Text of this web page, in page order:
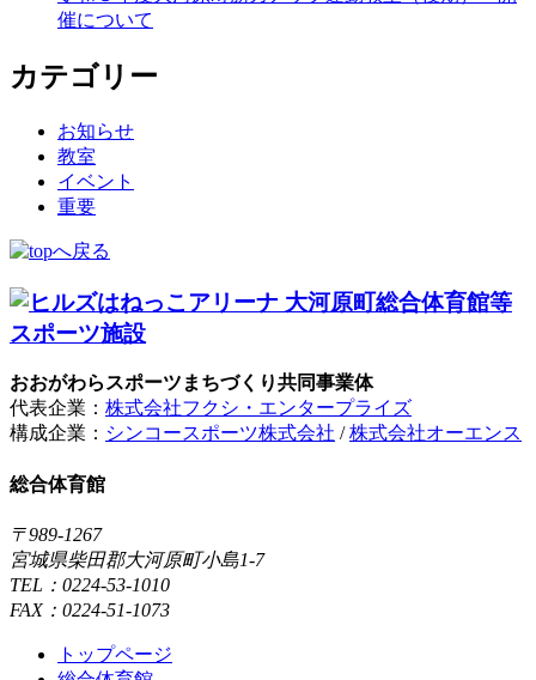
催について
カテゴリー
お知らせ
教室
イベント
重要
おおがわらスポーツまちづくり共同事業体
代表企業： 株式会社フクシ・エンタープライズ
構成企業： シンコースポーツ株式会社 /株式会社オーエンス
総合体育館
〒989-1267
宮城県柴田郡大河原町小島1-7
TEL：0224-53-1010
FAX：0224-51-1073
トップページ